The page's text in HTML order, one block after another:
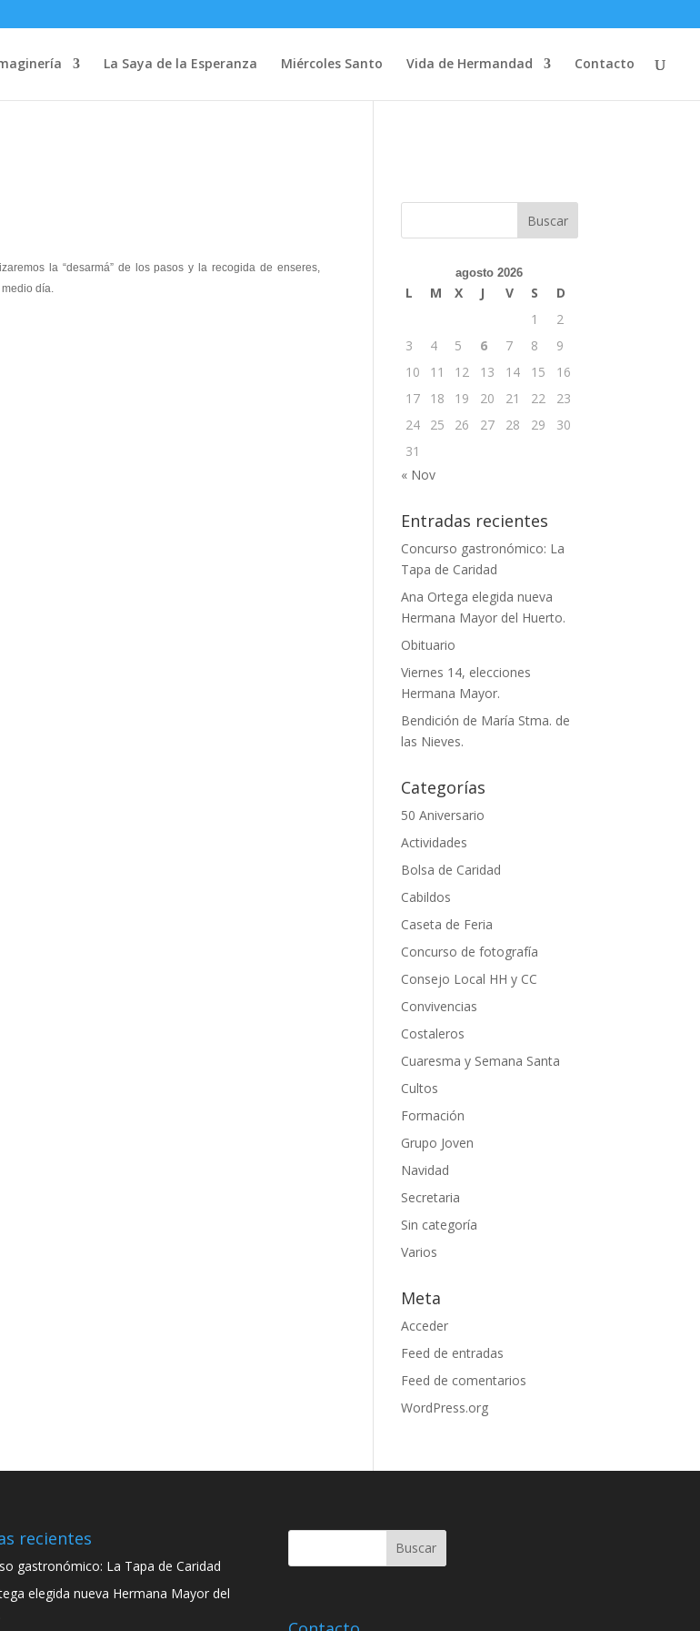
La Saya de la Esperanza Miércoles Santo Vida de Hermandad Contacto
la “desarmá” de los pasos y la recogida de enseres,
día.
agosto 2026
L M X J V S
D
1
2
3
4 5 6 7 8
9
10
11 12 13 14 15
16
17
18 19 20 21 22
23
24
25 26 27 28 29
30
31
« Nov
Entradas recientes
Concurso gastronómico: La
Tapa de Caridad
Ana Ortega elegida nueva
Hermana Mayor del Huerto.
Obituario
Viernes 14, elecciones
Hermana Mayor.
Bendición de María Stma. de
las Nieves.
Categorías
50 Aniversario
Actividades
Bolsa de Caridad
Cabildos
Caseta de Feria
Concurso de fotografía
Consejo Local HH y CC
Convivencias
Costaleros
Cuaresma y Semana Santa
Cultos
Formación
Grupo Joven
Navidad
Secretaria
Sin categoría
Varios
Meta
Acceder
Feed de entradas
Feed de comentarios
WordPress.org
recientes
gastronómico: La Tapa de Caridad
elegida nueva Hermana Mayor del